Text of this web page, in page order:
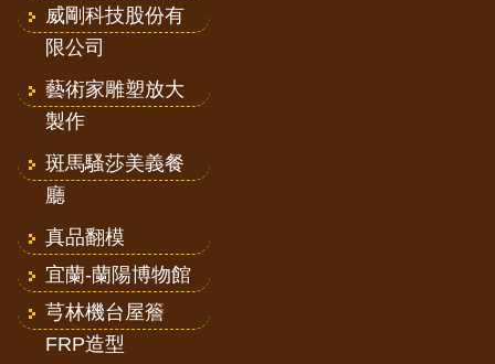
威剛科技股份有
限公司
藝術家雕塑放大
製作
斑馬騷莎美義餐
廳
真品翻模
宜蘭-蘭陽博物館
芎林機台屋簷
FRP造型